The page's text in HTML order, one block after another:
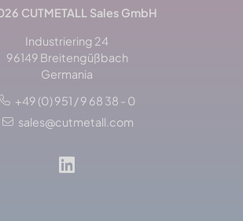
CUTMETALL Sales GmbH
Industriering 24
96149 Breitengüßbach
Germania
+49 (0) 951 / 9 68 38 - 0
sales@cutmetall.com